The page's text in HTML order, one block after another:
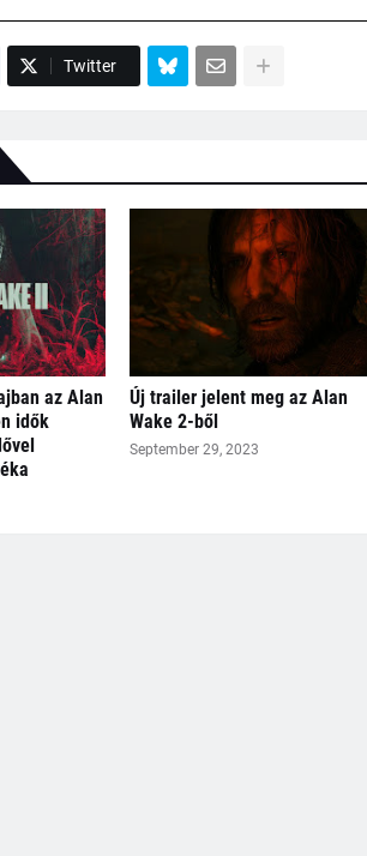
Twitter
az Alan
idők
Új trailer jelent meg az Alan
Wake 2-ből
September 29, 2023